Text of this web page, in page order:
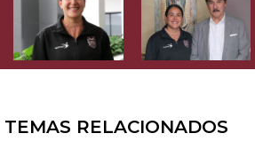
TEMAS RELACIONADOS